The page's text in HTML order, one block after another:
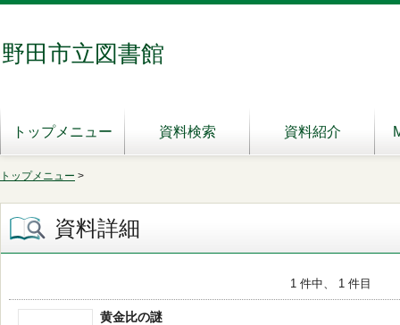
野田市立図書館
トップメニュー 資料検索 資料紹介
トップメニュー >
資料詳細
1 件中、 1 件目
黄金比の謎